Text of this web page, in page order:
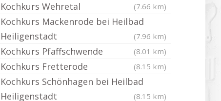
Kochkurs Wehretal (7.66 km)
Kochkurs Mackenrode bei Heilbad
Heiligenstadt
(7.96 km)
Kochkurs Pfaffschwende (8.01 km)
Kochkurs Fretterode (8.15 km)
Kochkurs Schönhagen bei Heilbad
Heiligenstadt
(8.15 km)